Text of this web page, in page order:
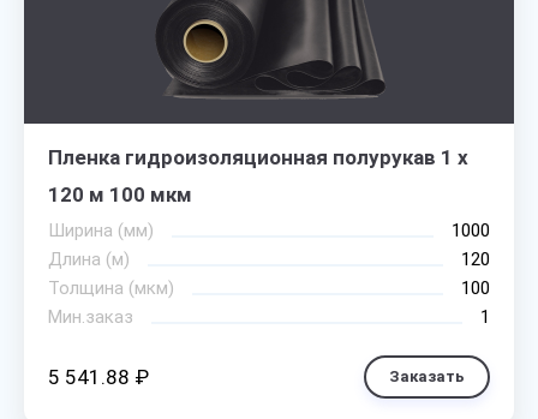
Пленка гидроизоляционная полурукав 1 х
120 м 100 мкм
Ширина (мм)
1000
Длина (м)
120
Толщина (мкм)
100
Мин.заказ
1
5 541.88 ₽ Заказать